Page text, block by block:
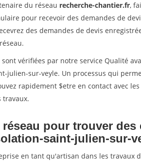
du réseau recherche-chantier.fr,
pour recevoir des demandes de
des demandes de devis
vérifiées par notre service Qualité
julien-sur-veyle. Un processus qui
rapidement $etre en contact avec
travaux.
pour trouver des
saint-julien-sur-
en tant qu'artisan dans les travaux